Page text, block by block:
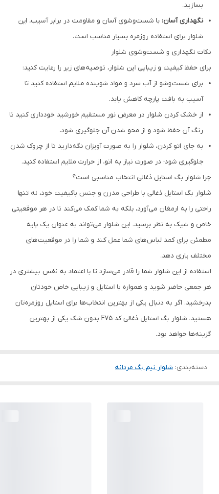
بسازید.
نگهداری آسان: با شست‌وشوی آسان و مقاومت در برابر آسیب، این
شلوار برای استفاده روزمره بسیار مناسب است.
نکات نگهداری و شست‌وشوی شلوار
برای حفظ کیفیت و زیبایی این شلوار، توصیه‌های زیر را رعایت کنید:
برای شست‌وشو از آب سرد و مواد شوینده ملایم استفاده کنید تا
آسیب به بافت پارچه کاهش یابد.
از خشک کردن شلوار در معرض نور مستقیم خورشید خودداری کنید تا
رنگ آن حفظ شود و از محو شدن آن جلوگیری شود.
به جای اتو کردن، شلوار را به صورت آویزان نگه‌دارید تا از چروک شدن
جلوگیری شود؛ در صورت نیاز به اتو، از حرارت ملایم استفاده کنید.
چرا شلوار بگ استایل ذغالی انتخاب مناسبی است؟
شلوار بگ استایل ذغالی با طراحی مدرن و جنس باکیفیت خود، نه تنها
راحتی را به ارمغان می‌آورد، بلکه به شما کمک می‌کند تا در هر موقعیتی
خاص و شیک به نظر برسید. این شلوار می‌تواند به عنوان یک پایه
مطمئن برای کمد لباس‌های شما عمل کند و شما را در موقعیت‌های
مختلف یاری دهد.
استفاده از این شلوار شما را قادر می‌سازد تا با اعتماد به نفس بیشتری در
هر جمعی حاضر شوید و همواره با استایل و زیبایی خاص خودتان
بدرخشید. اگر به دنبال یکی از بهترین انتخاب‌ها برای استایل روزمره‌تان
هستید، شلوار بگ استایل ذغالی کد F75 بدون شک یکی از بهترین
گزینه‌ها خواهد بود.
دسته‌بندی: شلوار نیم بگ مردانه